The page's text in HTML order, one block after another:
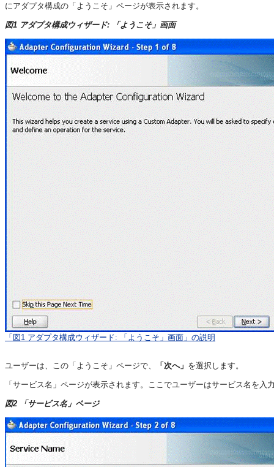
にアダプタ構成の「ようこそ」ページが表示されます。
図1 アダプタ構成ウィザード: 「ようこそ」画面
「図1 アダプタ構成ウィザード: 「ようこそ」画面」の説明
ユーザーは、この「ようこそ」ページで、 「次へ」 を選択します。
「サービス名」ページが表示されます。ここでユーザーはサービス名を入
図2 「サービス名」ページ